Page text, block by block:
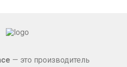
— это производитель